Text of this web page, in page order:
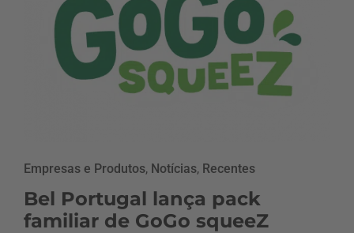
Empresas e Produtos, Notícias, Recentes
Bel Portugal lança pack
familiar de GoGo squeeZ